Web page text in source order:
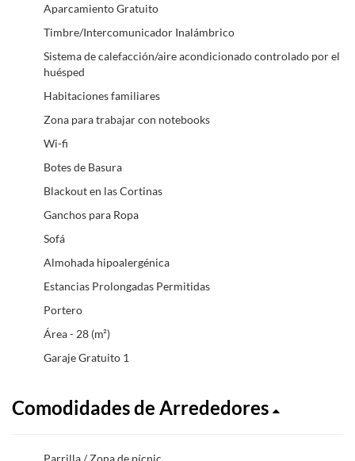
Aparcamiento Gratuito
Timbre/Intercomunicador Inalámbrico
Sistema de calefacción/aire acondicionado controlado por el
huésped
Habitaciones familiares
Zona para trabajar con notebooks
Wi-fi
Botes de Basura
Blackout en las Cortinas
Ganchos para Ropa
Sofá
Almohada hipoalergénica
Estancias Prolongadas Permitidas
Portero
Área - 28 (m²)
Garaje Gratuito 1
Comodidades de Arrededores
Parrilla / Zona de pícnic